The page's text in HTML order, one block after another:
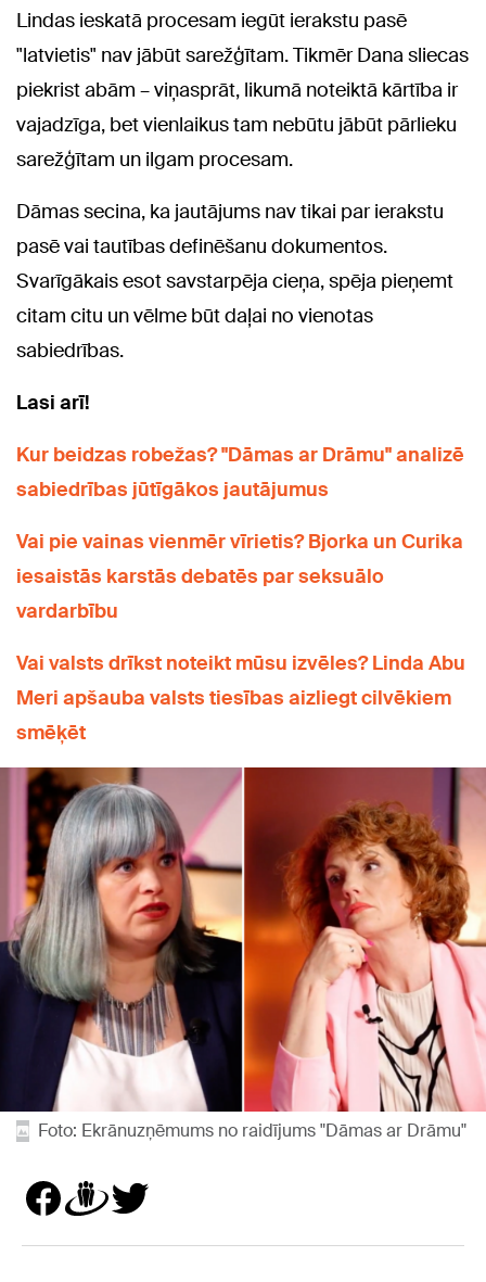
Lindas ieskatā procesam iegūt ierakstu pasē
"latvietis" nav jābūt sarežģītam. Tikmēr Dana sliecas
piekrist abām – viņasprāt, likumā noteiktā kārtība ir
vajadzīga, bet vienlaikus tam nebūtu jābūt pārlieku
sarežģītam un ilgam procesam.
Dāmas secina, ka jautājums nav tikai par ierakstu
pasē vai tautības definēšanu dokumentos.
Svarīgākais esot savstarpēja cieņa, spēja pieņemt
citam citu un vēlme būt daļai no vienotas
sabiedrības.
Lasi arī!
Kur beidzas robežas? "Dāmas ar Drāmu" analizē
sabiedrības jūtīgākos jautājumus
Vai pie vainas vienmēr vīrietis? Bjorka un Curika
iesaistās karstās debatēs par seksuālo
vardarbību
Vai valsts drīkst noteikt mūsu izvēles? Linda Abu
Meri apšauba valsts tiesības aizliegt cilvēkiem
smēķēt
Foto: Ekrānuzņēmums no raidījums "Dāmas ar Drāmu"